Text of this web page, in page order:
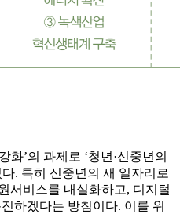
화’의 과제로 ‘청년·신중년의
. 특히 신중년의 새 일자리로
서비스를 내실화하고, 디지털
하겠다는 방침이다. 이를 위